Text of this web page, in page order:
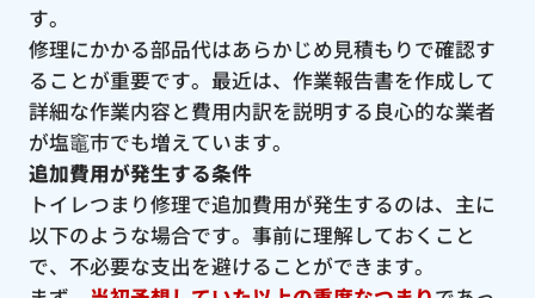
す。
修理にかかる部品代はあらかじめ見積もりで確認す
ることが重要です。最近は、作業報告書を作成して
詳細な作業内容と費用内訳を説明する良心的な業者
が塩竈市でも増えています。
追加費用が発生する条件
トイレつまり修理で追加費用が発生するのは、主に
以下のような場合です。事前に理解しておくこと
で、不必要な支出を避けることができます。